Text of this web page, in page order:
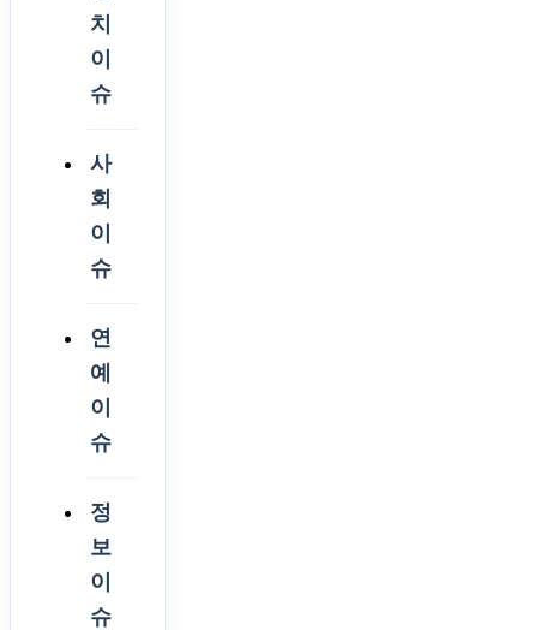
치
이
슈
사
회
이
슈
연
예
이
슈
정
보
이
슈